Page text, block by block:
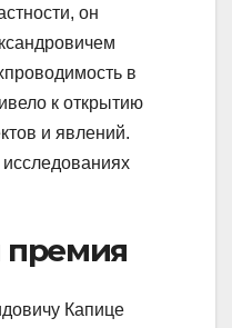
он
в
к открытию
и явлений.
премия
Капице